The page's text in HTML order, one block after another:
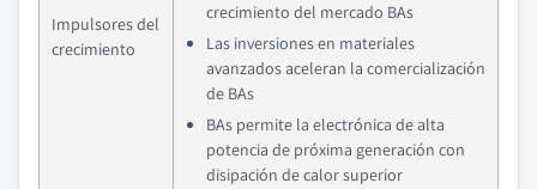
Impulsores del
crecimiento
crecimiento del mercado BAs
Las inversiones en materiales
avanzados aceleran la comercialización
de BAs
BAs permite la electrónica de alta
potencia de próxima generación con
disipación de calor superior